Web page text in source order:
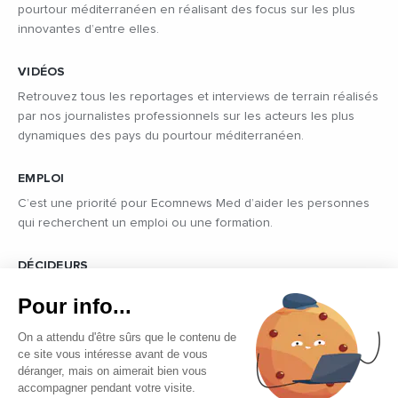
pourtour méditerranéen en réalisant des focus sur les plus
innovantes d’entre elles.
VIDÉOS
Retrouvez tous les reportages et interviews de terrain réalisés
par nos journalistes professionnels sur les acteurs les plus
dynamiques des pays du pourtour méditerranéen.
EMPLOI
C’est une priorité pour Ecomnews Med d’aider les personnes
qui recherchent un emploi ou une formation.
DÉCIDEURS
politique des pays du pourtour de la Méditerranée.
Pour info...
On a attendu d'être sûrs que le contenu de
ce site vous intéresse avant de vous
déranger, mais on aimerait bien vous
accompagner pendant votre visite.